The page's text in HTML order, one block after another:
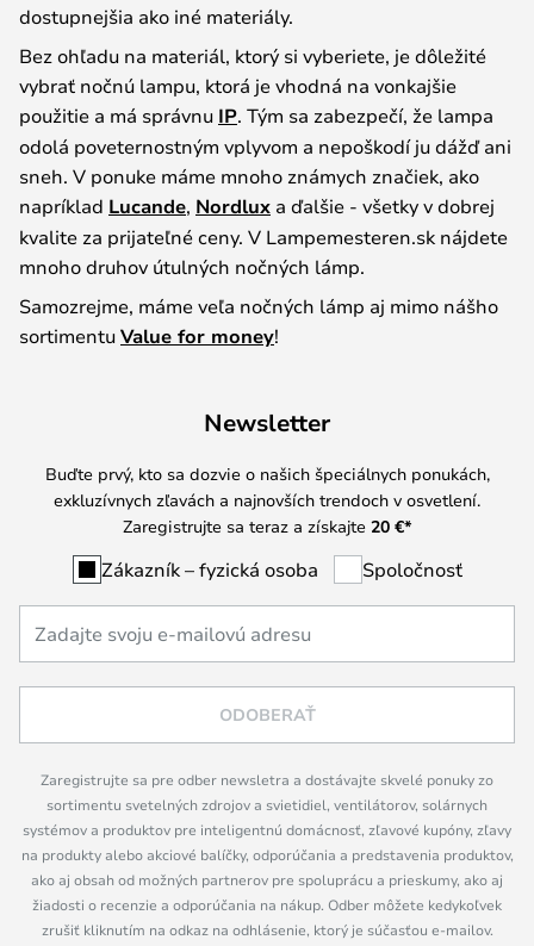
dostupnejšia ako iné materiály.
Bez ohľadu na materiál, ktorý si vyberiete, je dôležité
vybrať nočnú lampu, ktorá je vhodná na vonkajšie
použitie a má správnu IP. Tým sa zabezpečí, že lampa
odolá poveternostným vplyvom a nepoškodí ju dážď ani
sneh. V ponuke máme mnoho známych značiek, ako
napríklad Lucande, Nordlux a ďalšie - všetky v dobrej
kvalite za prijateľné ceny. V Lampemesteren.sk nájdete
mnoho druhov útulných nočných lámp.
Samozrejme, máme veľa nočných lámp aj mimo nášho
sortimentuValue for money!
Newsletter
Buďte prvý, kto sa dozvie o našich špeciálnych ponukách,
exkluzívnych zľavách a najnovších trendoch v osvetlení.
Zaregistrujte sa teraz a získajte 20 €*
Zákazník – fyzická osoba Spoločnosť
ODOBERAŤ
Zaregistrujte sa pre odber newsletra a dostávajte skvelé ponuky zo
sortimentu svetelných zdrojov a svietidiel, ventilátorov, solárnych
systémov a produktov pre inteligentnú domácnosť, zľavové kupóny, zľavy
na produkty alebo akciové balíčky, odporúčania a predstavenia produktov,
ako aj obsah od možných partnerov pre spoluprácu a prieskumy, ako aj
žiadosti o recenzie a odporúčania na nákup. Odber môžete kedykoľvek
zrušiť kliknutím na odkaz na odhlásenie, ktorý je súčasťou e-mailov.